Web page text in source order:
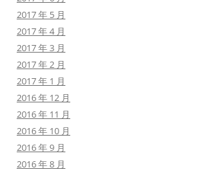
2017 年 5 月
2017 年 4 月
2017 年 3 月
2017 年 2 月
2017 年 1 月
2016 年 12 月
2016 年 11 月
2016 年 10 月
2016 年 9 月
2016 年 8 月